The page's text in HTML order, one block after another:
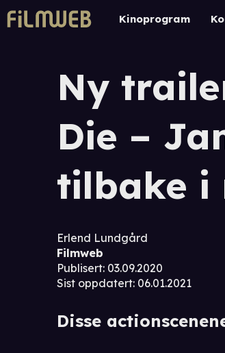
Kinoprogram
Ny
Die –
tilbake i
Erlend Lundgård
Filmweb
Publisert: 03.09.2020
Sist oppdatert: 06.01.2021
Disse